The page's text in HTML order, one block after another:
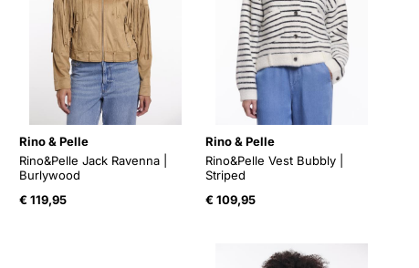
Rino & Pelle
Rino&Pelle Jack Ravenna |
Burlywood
€ 119,95
Rino & Pelle
Rino&Pelle Vest Bubbly |
Striped
€ 109,95